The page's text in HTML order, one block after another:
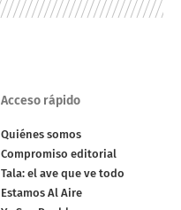
Acceso rápido
Quiénes somos
Compromiso editorial
Tala: el ave que ve todo
Estamos Al Aire